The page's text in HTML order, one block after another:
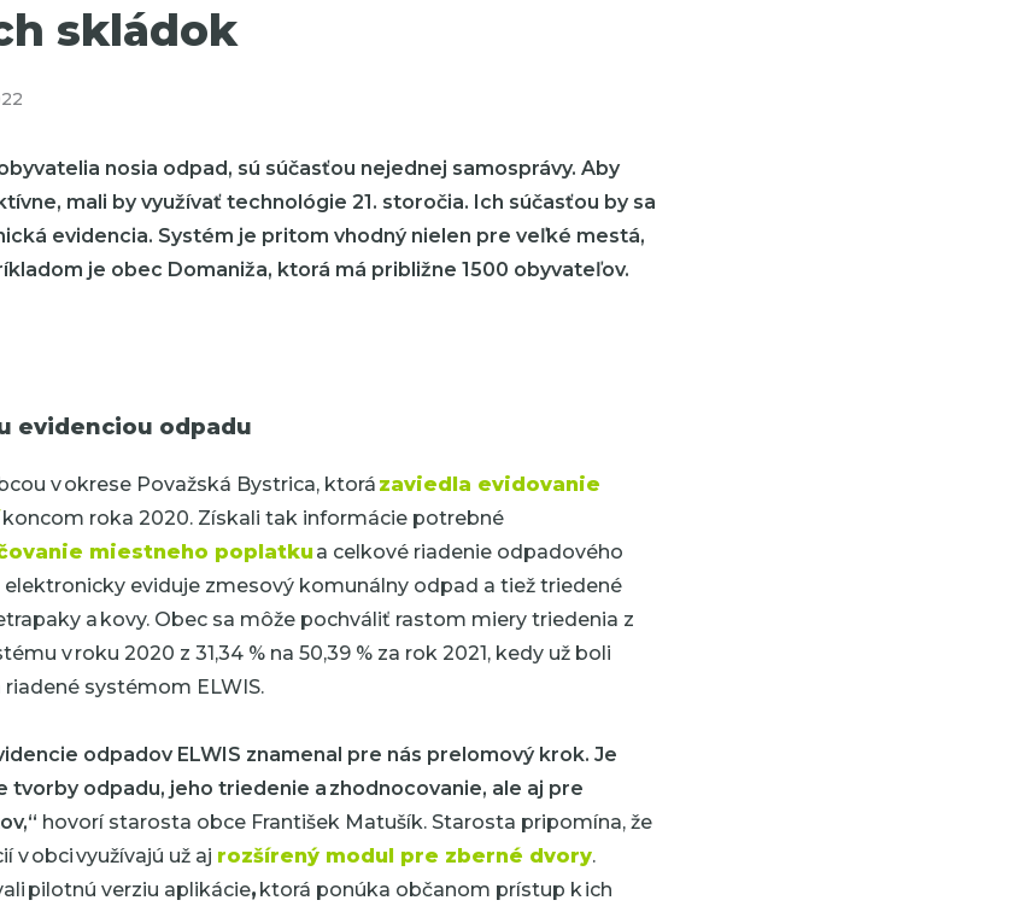
skládok
nosia odpad, sú súčasťou nejednej samosprávy. Aby
mali by využívať technológie 21. storočia. Ich súčasťou by sa
evidencia. Systém je pritom vhodný nielen pre veľké mestá,
je obec Domaniža, ktorá má približne 1500 obyvateľov.
evidenciou odpadu
v okrese Považská Bystrica, ktorá zaviedla evidovanie
koncom roka 2020. Získali tak informácie potrebné
miestneho poplatku a celkové riadenie odpadového
eviduje zmesový komunálny odpad a tiež triedené
a kovy. Obec sa môže pochváliť rastom miery triedenia z
v roku 2020 z 31,34 % na 50,39 % za rok 2021, kedy už boli
systémom ELWIS.
odpadov ELWIS znamenal pre nás prelomový krok. Je
tvorby odpadu, jeho triedenie a zhodnocovanie, ale aj pre
hovorí starosta obce František Matušík. Starosta pripomína, že
v obci využívajú už aj rozšírený modul pre zberné dvory.
pilotnú verziu aplikácie, ktorá ponúka občanom prístup k ich